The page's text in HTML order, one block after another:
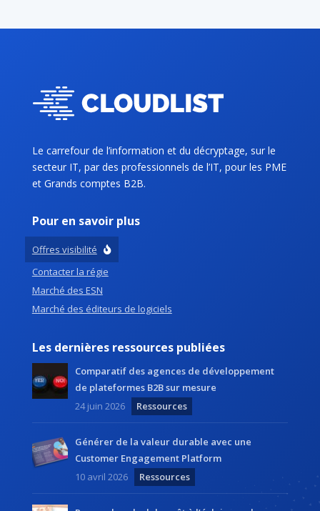
Le carrefour de l’information et du décryptage, sur le
secteur IT, par des professionnels de l’IT, pour les PME
et Grands comptes B2B.
Pour en savoir plus
Offres visibilité
Contacter la régie
Marché des ESN
Marché des éditeurs de logiciels
Les dernières ressources publiées
Comparatif des agences de développement
de plateformes B2B sur mesure
24 juin 2026
Ressources
Générer de la valeur durable avec une
Customer Engagement Platform
10 avril 2026
Ressources